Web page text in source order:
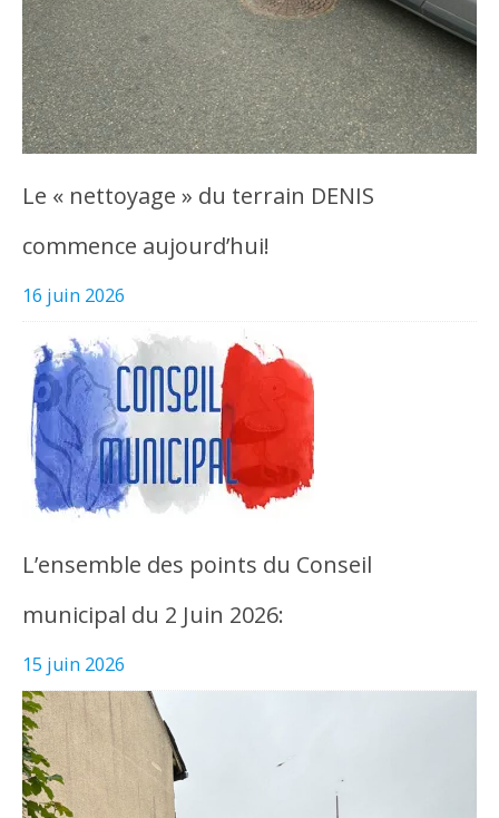
Le « nettoyage » du terrain DENIS
commence aujourd’hui!
16 juin 2026
L’ensemble des points du Conseil
municipal du 2 Juin 2026:
15 juin 2026